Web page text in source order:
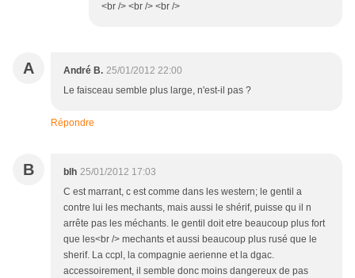
<br /> <br /> <br />
A André B. 25/01/2012 22:00
Le faisceau semble plus large, n'est-il pas ?
Répondre
B blh 25/01/2012 17:03
C est marrant, c est comme dans les western; le gentil a
contre lui les mechants, mais aussi le shérif, puisse qu il n
arrête pas les méchants. le gentil doit etre beaucoup plus fort
que les<br /> mechants et aussi beaucoup plus rusé que le
sherif. La ccpl, la compagnie aerienne et la dgac.
accessoirement, il semble donc moins dangereux de pas